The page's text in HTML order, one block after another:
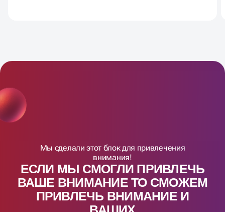
Мы сделали этот блок для привлечения
внимания!
ЕСЛИ МЫ СМОГЛИ ПРИВЛЕЧЬ
ВАШЕ ВНИМАНИЕ ТО СМОЖЕМ
ПРИВЛЕЧЬ ВНИМАНИЕ И